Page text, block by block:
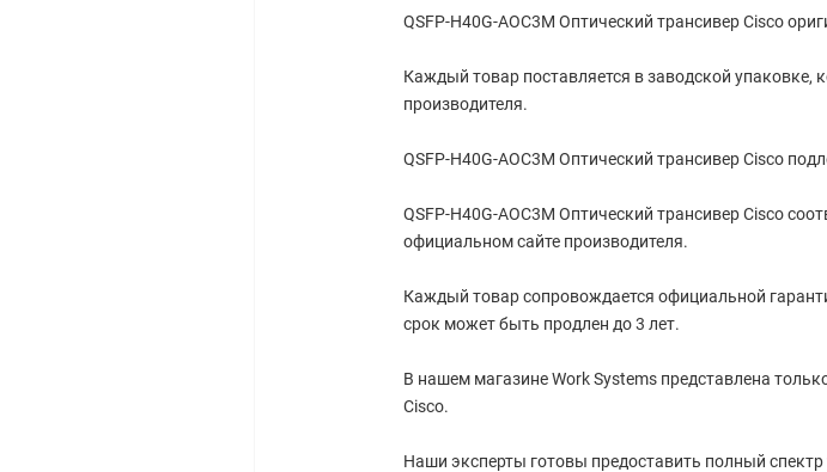
QSFP-H40G-AOC3M Оптический трансивер Cisco
Каждый товар поставляется в заводской упаковке,
производителя.
QSFP-H40G-AOC3M Оптический трансивер Cisco
QSFP-H40G-AOC3M Оптический трансивер Cisco
официальном сайте производителя.
Каждый товар сопровождается официальной
срок может быть продлен до 3 лет.
В нашем магазине Work Systems представлена
Cisco.
Наши эксперты готовы предоставить полный